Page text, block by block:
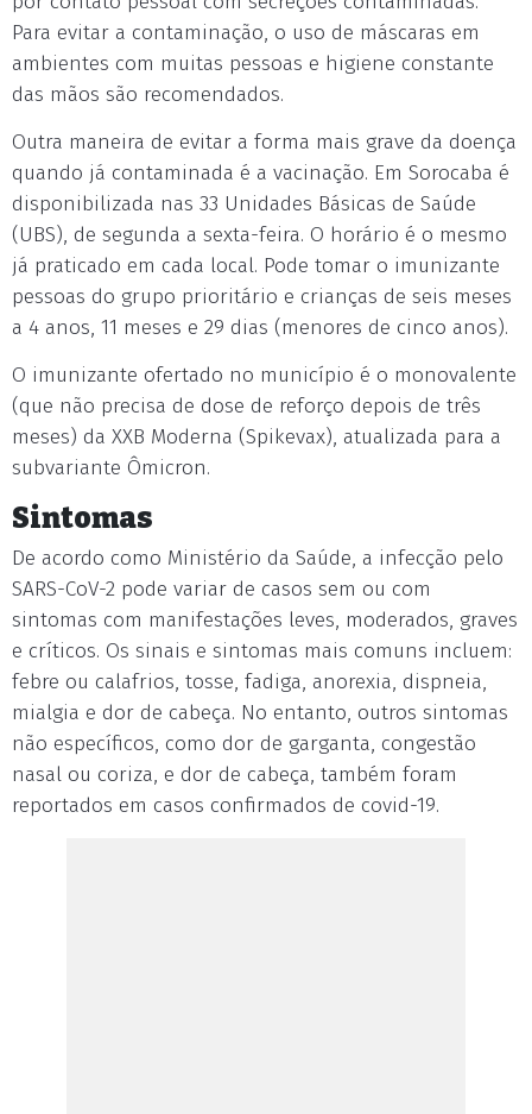
Para evitar a contaminação, o uso de máscaras em
ambientes com muitas pessoas e higiene constante
das mãos são recomendados.
Outra maneira de evitar a forma mais grave da doença
quando já contaminada é a vacinação. Em Sorocaba é
disponibilizada nas 33 Unidades Básicas de Saúde
(UBS), de segunda a sexta-feira. O horário é o mesmo
já praticado em cada local. Pode tomar o imunizante
pessoas do grupo prioritário e crianças de seis meses
a 4 anos, 11 meses e 29 dias (menores de cinco anos).
O imunizante ofertado no município é o monovalente
(que não precisa de dose de reforço depois de três
meses) da XXB Moderna (Spikevax), atualizada para a
subvariante Ômicron.
Sintomas
De acordo como Ministério da Saúde, a infecção pelo
SARS-CoV-2 pode variar de casos sem ou com
sintomas com manifestações leves, moderados, graves
e críticos. Os sinais e sintomas mais comuns incluem:
febre ou calafrios, tosse, fadiga, anorexia, dispneia,
mialgia e dor de cabeça. No entanto, outros sintomas
não específicos, como dor de garganta, congestão
nasal ou coriza, e dor de cabeça, também foram
reportados em casos confirmados de covid-19.